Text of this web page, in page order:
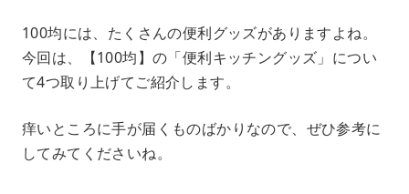
100均には、たくさんの便利グッズがありますよね。
今回は、【100均】の「便利キッチングッズ」につい
て4つ取り上げてご紹介します。
痒いところに手が届くものばかりなので、ぜひ参考に
してみてくださいね。